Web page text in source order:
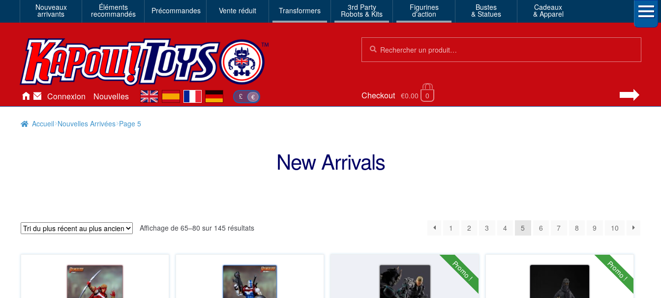
Nouveaux
arrivants
Éléments
recommandés Précommandes Vente réduit Transformers 3rd Party
Robots & Kits
Figurines
d'action
Bustes
& Statues
Cadeaux
& Apparel
Connexion Nouvelles £ €
en es de Checkout €0.00 0
Accueil Nouvelles Arrivées Page 5
New Arrivals
Affichage de 65–80 sur 145 résultatsTrié
au
plus
ancien
1 2 3 4 5 6 7 8 9 10
Promo ! Promo !